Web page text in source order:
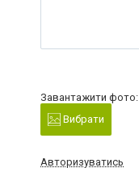
Завантажити фото:
Вибрати
Авторизуватись